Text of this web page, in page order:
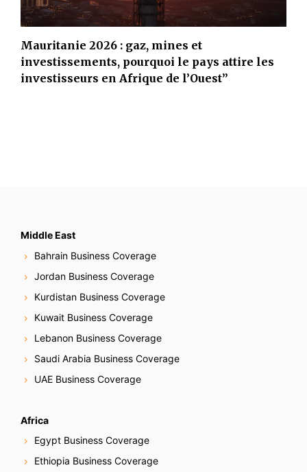
Mauritanie 2026 : gaz, mines et
investissements, pourquoi le pays attire les
investisseurs en Afrique de l’Ouest”
Middle East
Bahrain Business Coverage
Jordan Business Coverage
Kurdistan Business Coverage
Kuwait Business Coverage
Lebanon Business Coverage
Saudi Arabia Business Coverage
UAE Business Coverage
Africa
Egypt Business Coverage
Ethiopia Business Coverage